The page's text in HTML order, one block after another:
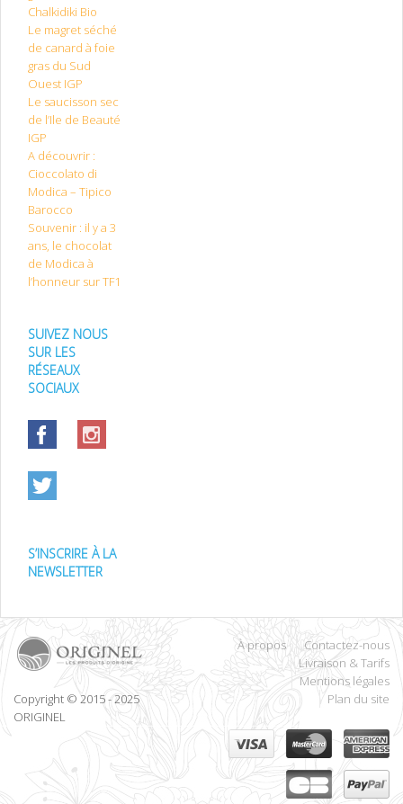
Chalkidiki Bio
Le magret séché
de canard à foie
gras du Sud
Ouest IGP
Le saucisson sec
de l’Ile de Beauté
IGP
A découvrir :
Cioccolato di
Modica – Tipico
Barocco
Souvenir : il y a 3
ans, le chocolat
de Modica à
l’honneur sur TF1
SUIVEZ NOUS
SUR LES
RÉSEAUX
SOCIAUX
S’INSCRIRE À LA
NEWSLETTER
Copyright © 2015 - 2025
ORIGINEL
À propos
Contactez-nous
Livraison & Tarifs
Mentions légales
Plan du site